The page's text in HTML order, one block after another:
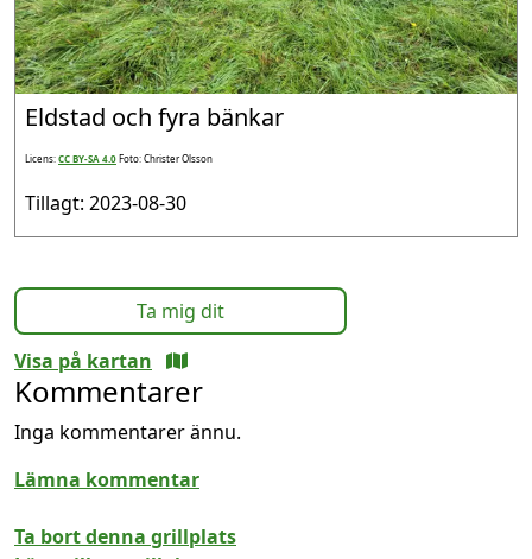
Eldstad och fyra bänkar
Licens:CC BY-SA 4.0Foto: Christer Olsson
Tillagt: 2023-08-30
Ta mig dit
Visa på kartan
Kommentarer
Inga kommentarer ännu.
Lämna kommentar
Ta bort denna grillplats